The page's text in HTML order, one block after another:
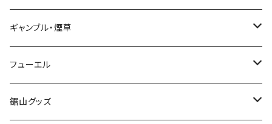
国道700～799号線
ROUTE600～699号線
ROUTE700～799号線
ROUTE 600～699号線
ROUTE 700～799号線
ROUTE 600～699号線
ROUTE 700～799号線
ステッカー
福島県
茨城県
栃木県
LIVE配信禁止
撮影禁止
ギャンブル・煙草
ホテルキーホルダー
たばこ・禁煙ステッカー
フューエル
ステッカー
鋸山グッズ